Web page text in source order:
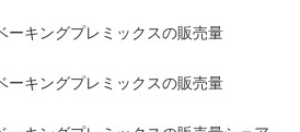
ーキングプレミックスの販売量
ーキングプレミックスの販売量